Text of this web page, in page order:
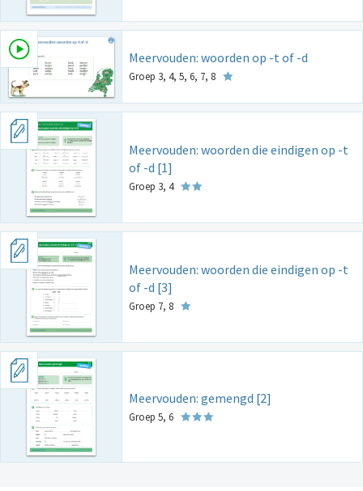
Meervouden: woorden op -t of -d
Groep 3, 4, 5, 6, 7, 8
Meervouden: woorden die eindigen op -t
of -d [1]
Groep 3, 4
Meervouden: woorden die eindigen op -t
of -d [3]
Groep 7, 8
Meervouden: gemengd [2]
Groep 5, 6